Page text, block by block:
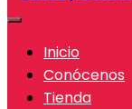
Inicio
Conócenos
Tienda